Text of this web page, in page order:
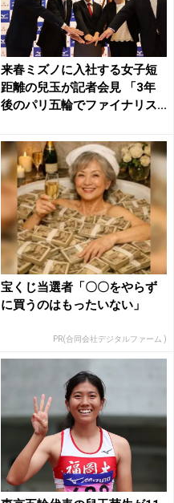
来春ミズノに入社する女子短
距離の兒玉が記者会見 「3年
後のパリ五輪でファイナリス...
宝くじ当選者「〇〇をやらず
に買うのはもったいない」
PR(合同会社デジタルファーム )